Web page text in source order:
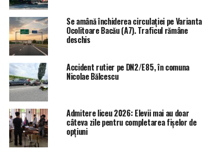
Se amână închiderea circulației pe Varianta
Ocolitoare Bacău (A7). Traficul rămâne
deschis
Accident rutier pe DN2/E85, în comuna
Nicolae Bălcescu
Admitere liceu 2026: Elevii mai au doar
câteva zile pentru completarea fișelor de
opțiuni